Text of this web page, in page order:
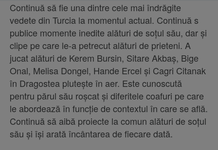
Continuă să fie una dintre cele mai îndrăgite
vedete din Turcia la momentul actual. Continuă s
publice momente inedite alături de soțul său, dar și
clipe pe care le-a petrecut alături de prieteni. A
jucat alături de Kerem Bursin, Sitare Akbaș, Bige
Onal, Melisa Dongel, Hande Ercel și Cagri Citanak
în Dragostea plutește în aer. Este cunoscută
pentru părul său roșcat și diferitele coafuri pe care
le abordează în funcție de contextul în care se află.
Continuă să aibă proiecte la comun alături de soțul
său și își arată încântarea de fiecare dată.